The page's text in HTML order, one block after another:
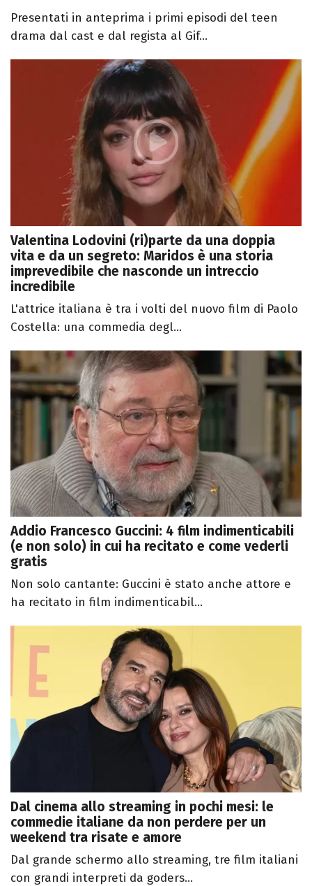
Presentati in anteprima i primi episodi del teen
drama dal cast e dal regista al Gif...
Valentina Lodovini (ri)parte da una doppia
vita e da un segreto: Maridos è una storia
imprevedibile che nasconde un intreccio
incredibile
L'attrice italiana è tra i volti del nuovo film di Paolo
Costella: una commedia degl...
Addio Francesco Guccini: 4 film indimenticabili
(e non solo) in cui ha recitato e come vederli
gratis
Non solo cantante: Guccini è stato anche attore e
ha recitato in film indimenticabil...
Dal cinema allo streaming in pochi mesi: le
commedie italiane da non perdere per un
weekend tra risate e amore
Dal grande schermo allo streaming, tre film italiani
con grandi interpreti da goders...